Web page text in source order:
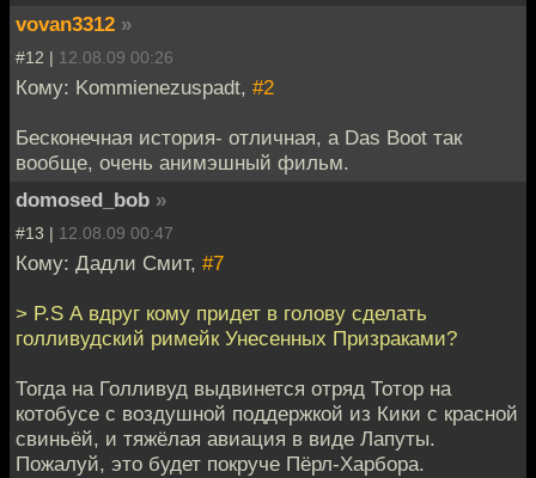
vovan3312 »
#12 | 12.08.09 00:26
Кому: Kommienezuspadt, #2
Бесконечная история- отличная, а Das Boot так
вообще, очень анимэшный фильм.
domosed_bob »
#13 | 12.08.09 00:47
Кому: Дадли Смит, #7
> P.S А вдруг кому придет в голову сделать
голливудский римейк Унесенных Призраками?
Тогда на Голливуд выдвинется отряд Тотор на
котобусе с воздушной поддержкой из Кики с красной
свиньёй, и тяжёлая авиация в виде Лапуты.
Пожалуй, это будет покруче Пёрл-Харбора.